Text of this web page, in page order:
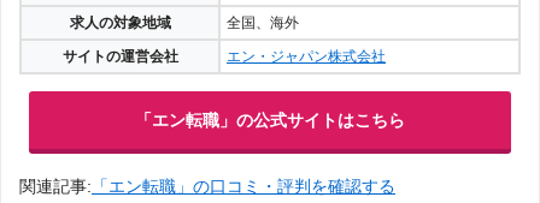
求人の対象地域
全国、海外
サイトの運営会社
エン・ジャパン株式会社
「エン転職」の公式サイトはこちら
関連記事: 「エン転職」の口コミ・評判を確認する